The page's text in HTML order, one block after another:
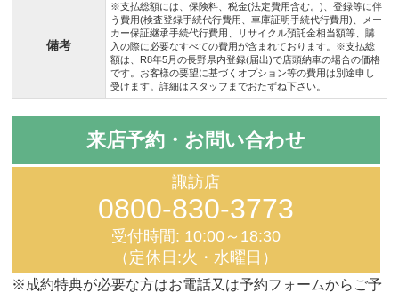
備考
※支払総額には、保険料、税金(法定費用含む。)、登録等に伴
う費用(検査登録手続代行費用、車庫証明手続代行費用)、メー
カー保証継承手続代行費用、リサイクル預託金相当額等、購
入の際に必要なすべての費用が含まれております。※支払総
額は、R8年5月の長野県内登録(届出)で店頭納車の場合の価格
です。お客様の要望に基づくオプション等の費用は別途申し
受けます。詳細はスタッフまでおたずね下さい。
来店予約・お問い合わせ
諏訪店
0800-830-3773
受付時間: 10:00～18:30
（定休日:火・水曜日）
※成約特典が必要な方はお電話又は予約フォームからご予